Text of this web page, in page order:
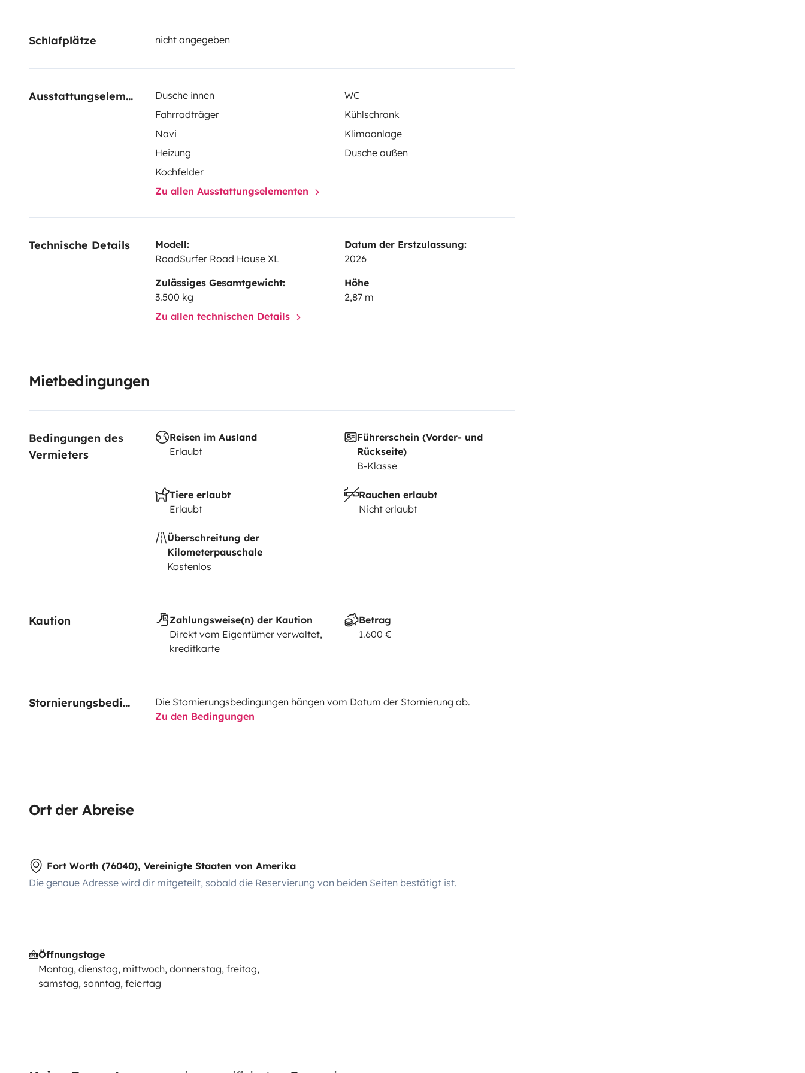
Schlafplätze nicht angegeben
Ausstattungselemente Dusche innen
WC
Fahrradträger
Kühlschrank
Navi
Klimaanlage
Heizung
Dusche außen
Kochfelder
Zu allen Ausstattungselementen
Technische Details
Modell:
RoadSurfer Road House XL
Datum der Erstzulassung:
2026
Zulässiges Gesamtgewicht:
3.500 kg
Höhe
2,87 m
Zu allen technischen Details
Mietbedingungen
Bedingungen des
Vermieters
Reisen im Ausland
Erlaubt
Führerschein (Vorder- und
Rückseite)
B-Klasse
Tiere erlaubt
Erlaubt
Rauchen erlaubt
Nicht erlaubt
Überschreitung der
Kilometerpauschale
Kostenlos
Kaution
Zahlungsweise(n) der Kaution
Direkt vom Eigentümer verwaltet,
kreditkarte
Betrag
1.600 €
Stornierungsbedingungen
Die Stornierungsbedingungen hängen vom Datum der Stornierung ab.
Zu den Bedingungen
Ort der Abreise
Fort Worth (76040), Vereinigte Staaten von Amerika
Die genaue Adresse wird dir mitgeteilt, sobald die Reservierung von beiden Seiten bestätigt ist.
Öffnungstage
Montag, dienstag, mittwoch, donnerstag, freitag,
samstag, sonntag, feiertag